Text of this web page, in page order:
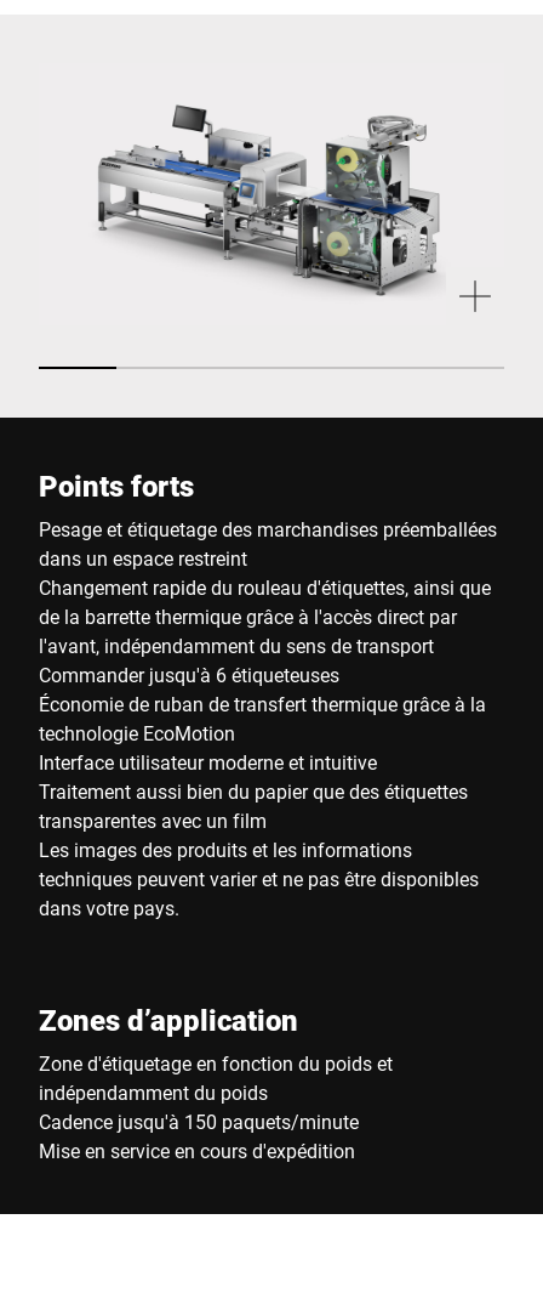
Points forts
Pesage et étiquetage des marchandises préemballées
dans un espace restreint
Changement rapide du rouleau d'étiquettes, ainsi que
de la barrette thermique grâce à l'accès direct par
l'avant, indépendamment du sens de transport
Commander jusqu'à 6 étiqueteuses
Économie de ruban de transfert thermique grâce à la
technologie EcoMotion
Interface utilisateur moderne et intuitive
Traitement aussi bien du papier que des étiquettes
transparentes avec un film
Les images des produits et les informations
techniques peuvent varier et ne pas être disponibles
dans votre pays.
Zones d’application
Zone d'étiquetage en fonction du poids et
indépendamment du poids
Cadence jusqu'à 150 paquets/minute
Mise en service en cours d'expédition